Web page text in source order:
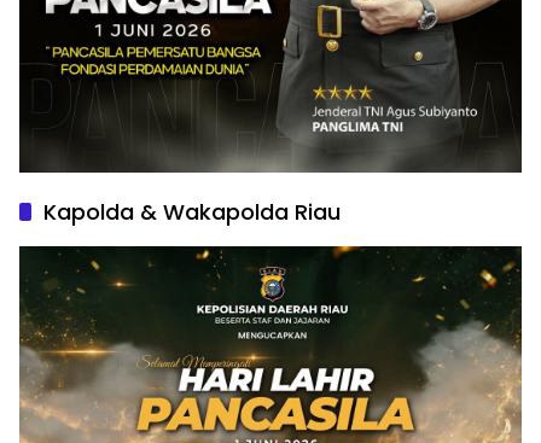
Kapolda & Wakapolda Riau